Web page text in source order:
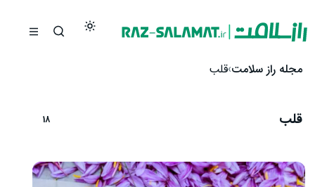
پرش به محتوا
مجله راز سلامت قلب
قلب 18